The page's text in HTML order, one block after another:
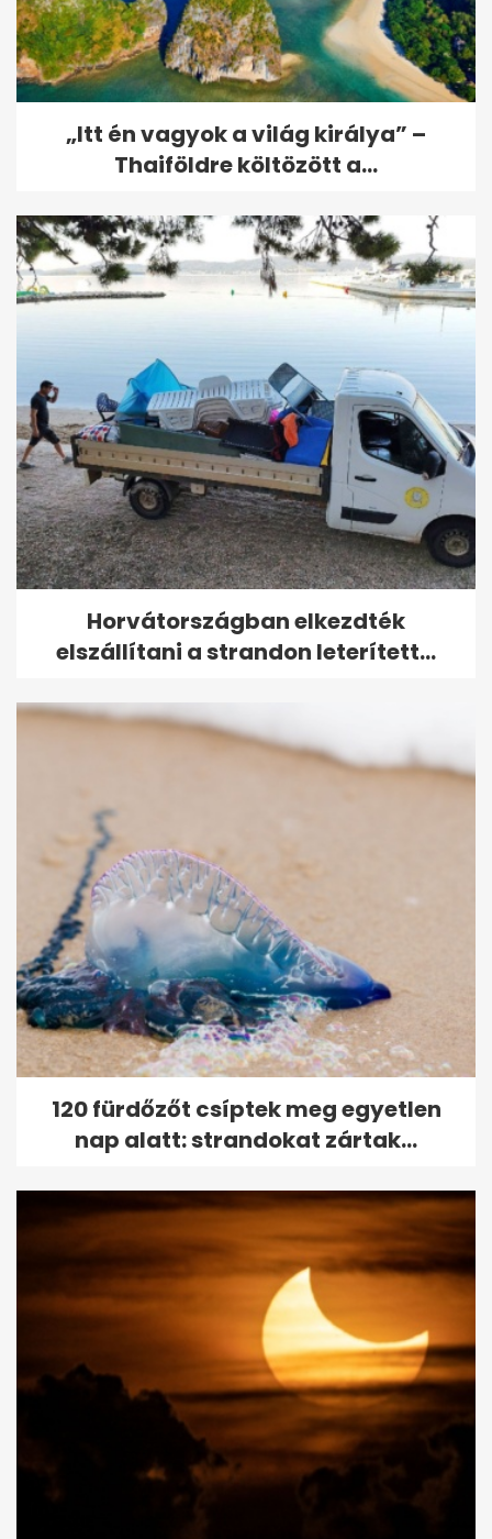
„Itt én vagyok a világ királya” –
Thaiföldre költözött a...
Horvátországban elkezdték
elszállítani a strandon leterített...
120 fürdőzőt csíptek meg egyetlen
nap alatt: strandokat zártak...